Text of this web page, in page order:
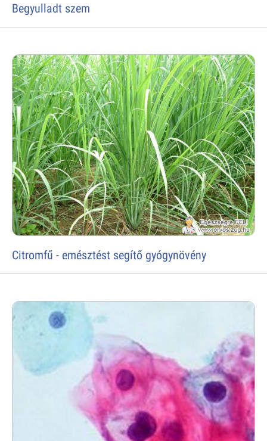
Begyulladt szem
Citromfű - emésztést segítő gyógynövény